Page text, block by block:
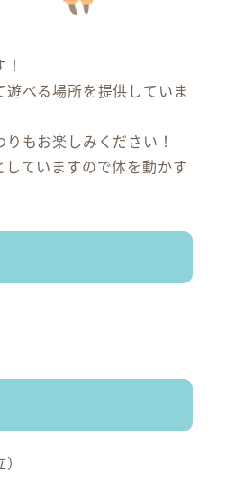
べる場所を提供していま
もお楽しみください！
ていますので体を動かす